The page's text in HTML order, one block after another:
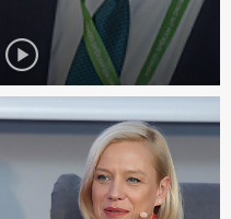
play_circle